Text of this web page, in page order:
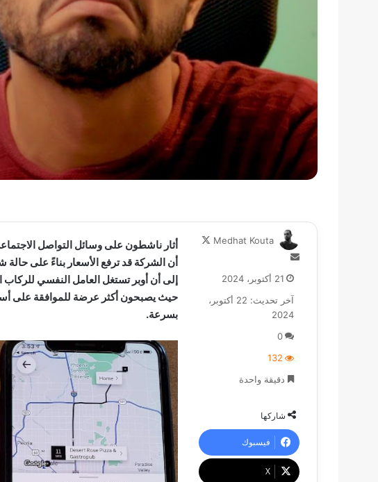
أثار ناشطون على وسائل التواصل
أن الشركة قد ترفع الأسعار بناءً على
إلى أن أوبر تستغل العامل النفسي
حيث يصبحون أكثر عرضة للموافقة على
بسرعة.
Medhat Kouta
أرسل
إلكترونيا
21 أكتوبر، 2024
آخر تحديث: 22 أكتوبر،
2024
0
132
دقيقة واحدة
شاركها
فيسبوك
‫X